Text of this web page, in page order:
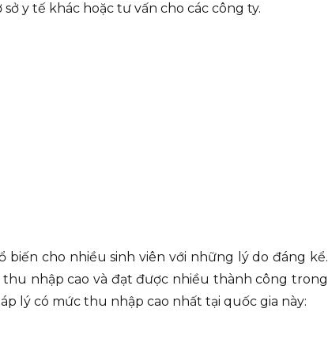
y tế khác hoặc tư vấn cho các công ty.
cho nhiều sinh viên với những lý do đáng kể.
nhập cao và đạt được nhiều thành công trong
lý có mức thu nhập cao nhất tại quốc gia này: